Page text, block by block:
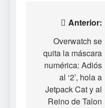
Navegación
entradas
Anterior:
Overwatch se
quita la máscara
numérica: Adiós
al ‘2’, hola a
Jetpack Cat y al
Reino de Talon